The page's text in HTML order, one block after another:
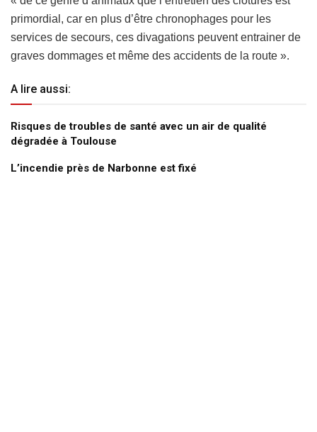
primordial, car en plus d’être chronophages pour les
services de secours, ces divagations peuvent entrainer de
graves dommages et même des accidents de la route ».
A lire aussi:
Risques de troubles de santé avec un air de qualité
dégradée à Toulouse
L’incendie près de Narbonne est fixé